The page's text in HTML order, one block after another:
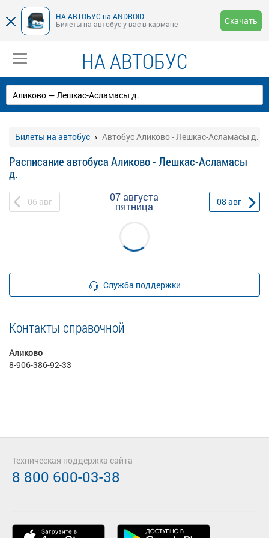
НА-АВТОБУС на ANDROID
Билеты на автобус у вас в кармане
Скачать
НА АВТОБУС
Билеты на автобус Автобус Аликово - Лешкас-Асламасы д.
Расписание автобуса Аликово - Лешкас-Асламасы
д.
06 авг 07 августа
пятница 08 авг
Служба поддержки
Контакты справочной
Аликово
8-906-386-92-33
Техническая поддержка сайта
8 800 600-03-38